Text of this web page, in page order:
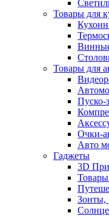
Товары для
Товары для
Пуско-
Очки-
Авто
Гаджеты
3D
Зонты,